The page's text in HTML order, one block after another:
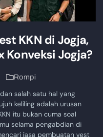
KKN di Jogja,
Konveksi Jogja?
Rompi
salah satu hal yang
keliling adalah urusan
itu bukan cuma soal
selama pengabdian di
jasa pembuatan vest